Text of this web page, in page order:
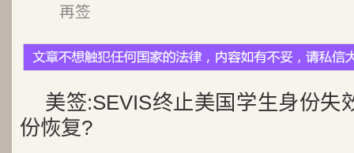
再签
美签:SEVIS终止美国学生身份失
份恢复?